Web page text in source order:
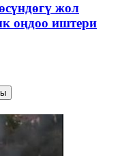
жол
оңдоо иштери